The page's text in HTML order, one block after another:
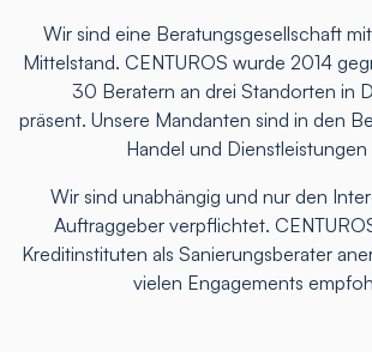
Wir sind eine Beratungsgesellschaft
Mittelstand. CENTUROS wurde 2014
30 Beratern an drei Standorten in
präsent. Unsere Mandanten sind in den
Handel und Dienstleistungen
Wir sind unabhängig und nur den
Auftraggeber verpflichtet.
Kreditinstituten als Sanierungsberater
vielen Engagements